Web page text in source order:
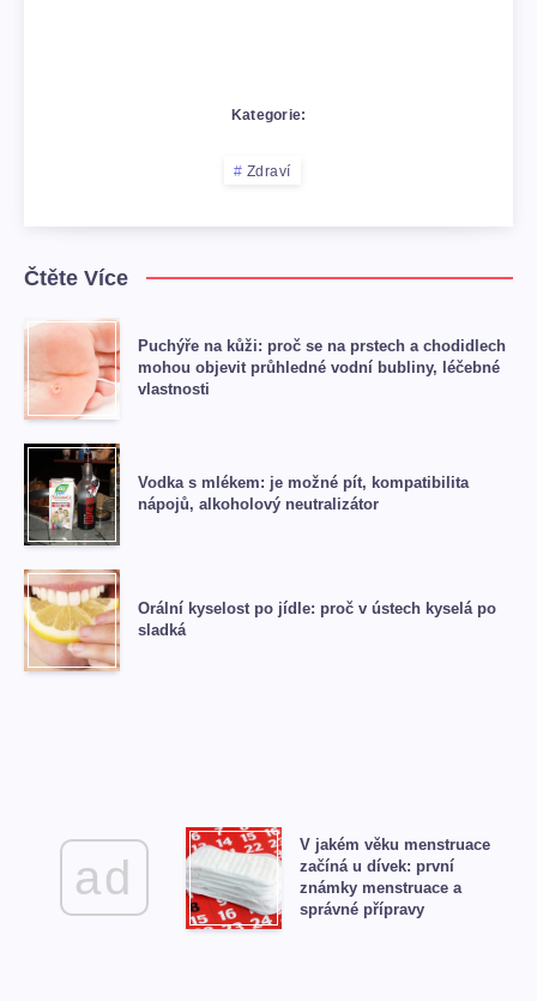
Kategorie:
Zdraví
Čtěte Více
Puchýře na kůži: proč se na prstech a chodidlech
mohou objevit průhledné vodní bubliny, léčebné
vlastnosti
Vodka s mlékem: je možné pít, kompatibilita
nápojů, alkoholový neutralizátor
Orální kyselost po jídle: proč v ústech kyselá po
sladká
ad
V jakém věku menstruace
začíná u dívek: první
známky menstruace a
správné přípravy